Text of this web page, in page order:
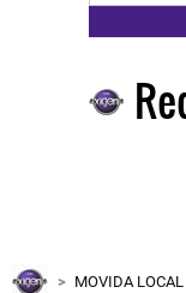
MOVIDA LOCAL